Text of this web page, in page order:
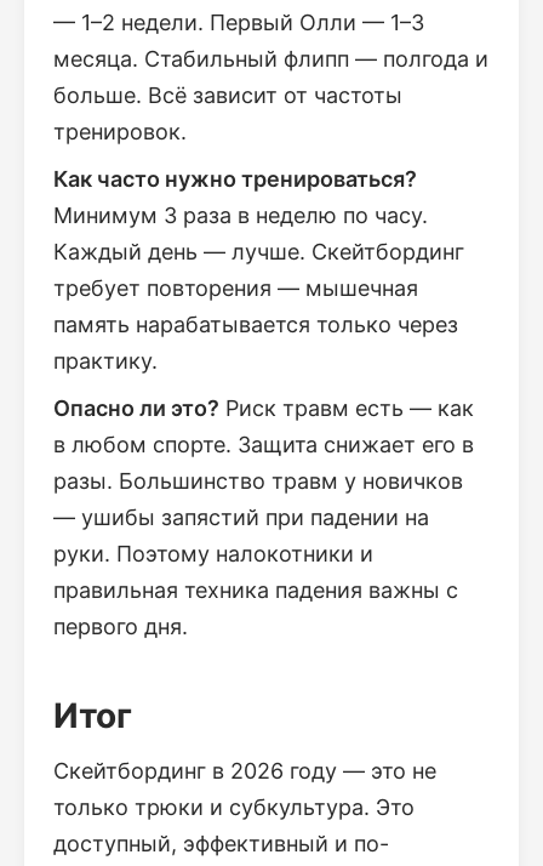
— 1–2 недели. Первый Олли — 1–3
месяца. Стабильный флипп — полгода и
больше. Всё зависит от частоты
тренировок.
Как часто нужно тренироваться?
Минимум 3 раза в неделю по часу.
Каждый день — лучше. Скейтбординг
требует повторения — мышечная
память нарабатывается только через
практику.
Опасно ли это? Риск травм есть — как
в любом спорте. Защита снижает его в
разы. Большинство травм у новичков
— ушибы запястий при падении на
руки. Поэтому налокотники и
правильная техника падения важны с
первого дня.
Итог
Скейтбординг в 2026 году — это не
только трюки и субкультура. Это
доступный, эффективный и по-